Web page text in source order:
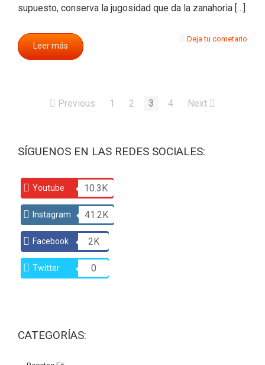
supuesto, conserva la jugosidad que da la zanahoria […]
Leer más
Deja tu cometario
Previous 1 2 3 4 Next
SÍGUENOS EN LAS REDES SOCIALES:
Youtube 10.3K
Instagram 41.2K
Facebook 2K
Twitter 0
CATEGORÍAS: